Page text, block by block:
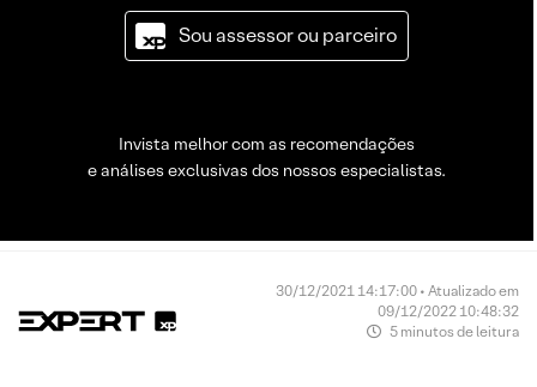
Sou assessor ou parceiro
Invista melhor com as recomendações
e análises exclusivas dos nossos especialistas.
30/12/2021 14:17:00 • Atualizado em
09/12/2022 10:48:32
5 minutos de leitura